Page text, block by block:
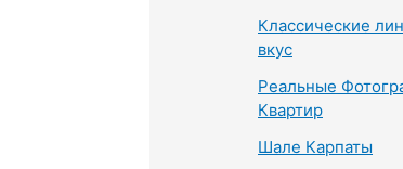
Классические
вкус
Реальные
Квартир
Шале Карпаты